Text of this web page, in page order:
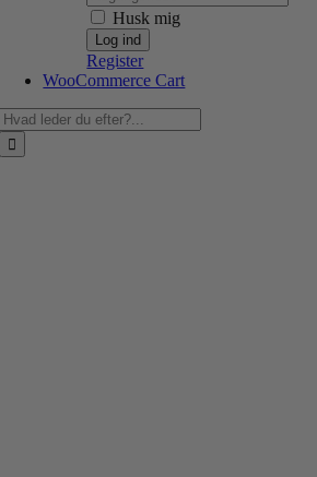
Husk mig
Register
WooCommerce Cart